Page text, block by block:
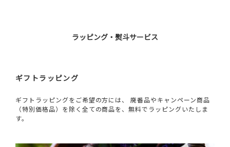
ラッピング・熨斗サービス
ギフトラッピング
ギフトラッピングをご希望の方には、 廃番品やキャンペーン商品
（特別価格品）を除く全ての商品を、無料でラッピングいたしま
す。